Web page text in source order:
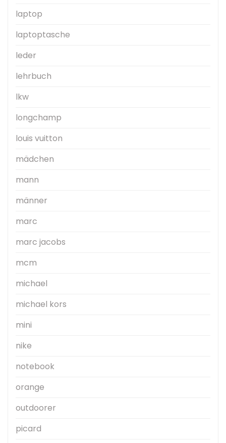
laptop
laptoptasche
leder
lehrbuch
lkw
longchamp
louis vuitton
mädchen
mann
männer
marc
marc jacobs
mcm
michael
michael kors
mini
nike
notebook
orange
outdoorer
picard